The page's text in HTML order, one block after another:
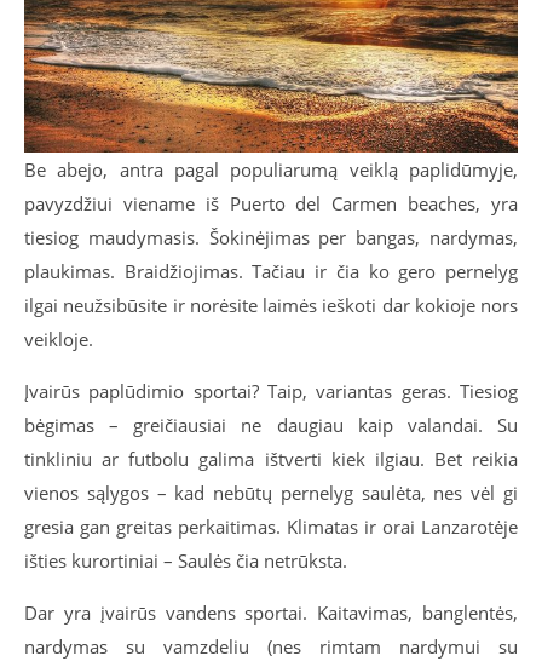
Be abejo, antra pagal populiarumą veiklą paplidūmyje,
pavyzdžiui viename iš Puerto del Carmen beaches, yra
tiesiog maudymasis. Šokinėjimas per bangas, nardymas,
plaukimas. Braidžiojimas. Tačiau ir čia ko gero pernelyg
ilgai neužsibūsite ir norėsite laimės ieškoti dar kokioje nors
veikloje.
Įvairūs paplūdimio sportai? Taip, variantas geras. Tiesiog
bėgimas – greičiausiai ne daugiau kaip valandai. Su
tinkliniu ar futbolu galima ištverti kiek ilgiau. Bet reikia
vienos sąlygos – kad nebūtų pernelyg saulėta, nes vėl gi
gresia gan greitas perkaitimas. Klimatas ir orai Lanzarotėje
išties kurortiniai – Saulės čia netrūksta.
Dar yra įvairūs vandens sportai. Kaitavimas, banglentės,
nardymas su vamzdeliu (nes rimtam nardymui su